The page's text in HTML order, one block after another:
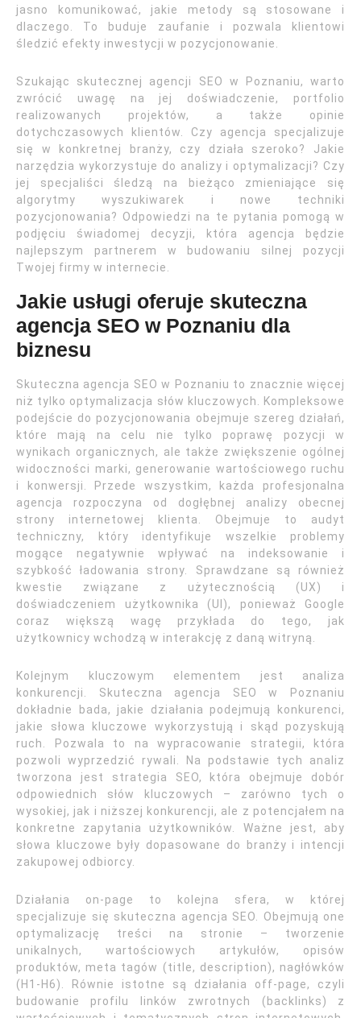
jasno komunikować, jakie metody są stosowane i
dlaczego. To buduje zaufanie i pozwala klientowi
śledzić efekty inwestycji w pozycjonowanie.
Szukając skutecznej agencji SEO w Poznaniu, warto
zwrócić uwagę na jej doświadczenie, portfolio
realizowanych projektów, a także opinie
dotychczasowych klientów. Czy agencja specjalizuje
się w konkretnej branży, czy działa szeroko? Jakie
narzędzia wykorzystuje do analizy i optymalizacji? Czy
jej specjaliści śledzą na bieżąco zmieniające się
algorytmy wyszukiwarek i nowe techniki
pozycjonowania? Odpowiedzi na te pytania pomogą w
podjęciu świadomej decyzji, która agencja będzie
najlepszym partnerem w budowaniu silnej pozycji
Twojej firmy w internecie.
Jakie usługi oferuje skuteczna
agencja SEO w Poznaniu dla
biznesu
Skuteczna agencja SEO w Poznaniu to znacznie więcej
niż tylko optymalizacja słów kluczowych. Kompleksowe
podejście do pozycjonowania obejmuje szereg działań,
które mają na celu nie tylko poprawę pozycji w
wynikach organicznych, ale także zwiększenie ogólnej
widoczności marki, generowanie wartościowego ruchu
i konwersji. Przede wszystkim, każda profesjonalna
agencja rozpoczyna od dogłębnej analizy obecnej
strony internetowej klienta. Obejmuje to audyt
techniczny, który identyfikuje wszelkie problemy
mogące negatywnie wpływać na indeksowanie i
szybkość ładowania strony. Sprawdzane są również
kwestie związane z użytecznością (UX) i
doświadczeniem użytkownika (UI), ponieważ Google
coraz większą wagę przykłada do tego, jak
użytkownicy wchodzą w interakcję z daną witryną.
Kolejnym kluczowym elementem jest analiza
konkurencji. Skuteczna agencja SEO w Poznaniu
dokładnie bada, jakie działania podejmują konkurenci,
jakie słowa kluczowe wykorzystują i skąd pozyskują
ruch. Pozwala to na wypracowanie strategii, która
pozwoli wyprzedzić rywali. Na podstawie tych analiz
tworzona jest strategia SEO, która obejmuje dobór
odpowiednich słów kluczowych – zarówno tych o
wysokiej, jak i niższej konkurencji, ale z potencjałem na
konkretne zapytania użytkowników. Ważne jest, aby
słowa kluczowe były dopasowane do branży i intencji
zakupowej odbiorcy.
Działania on-page to kolejna sfera, w której
specjalizuje się skuteczna agencja SEO. Obejmują one
optymalizację treści na stronie – tworzenie
unikalnych, wartościowych artykułów, opisów
produktów, meta tagów (title, description), nagłówków
(H1-H6). Równie istotne są działania off-page, czyli
budowanie profilu linków zwrotnych (backlinks) z